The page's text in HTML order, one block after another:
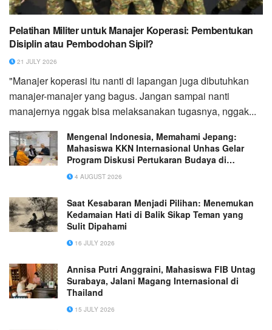
Pelatihan Militer untuk Manajer Koperasi: Pembentukan
Disiplin atau Pembodohan Sipil?
21 JULY 2026
"Manajer koperasi itu nanti di lapangan juga dibutuhkan
manajer-manajer yang bagus. Jangan sampai nanti
manajernya nggak bisa melaksanakan tugasnya, nggak...
Mengenal Indonesia, Memahami Jepang:
Mahasiswa KKN Internasional Unhas Gelar
Program Diskusi Pertukaran Budaya di
Hiroshima International Plaza
4 AUGUST 2026
Saat Kesabaran Menjadi Pilihan: Menemukan
Kedamaian Hati di Balik Sikap Teman yang
Sulit Dipahami
16 JULY 2026
Annisa Putri Anggraini, Mahasiswa FIB Untag
Surabaya, Jalani Magang Internasional di
Thailand
15 JULY 2026